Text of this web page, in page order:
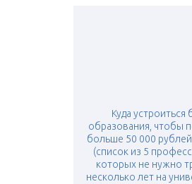
Куда устроиться
образования, чтобы
больше 50 000
(список из 5
которых не нужно
несколько лет на